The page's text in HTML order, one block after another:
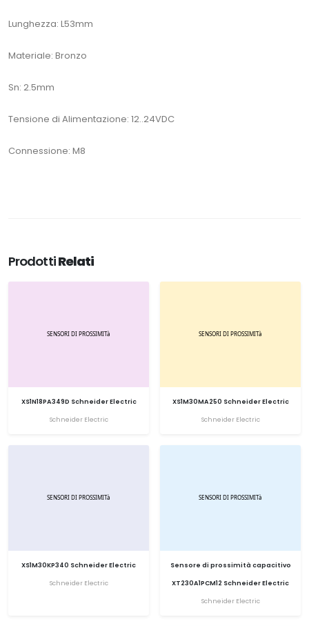
Lunghezza: L53mm
Materiale: Bronzo
Sn: 2.5mm
Tensione di Alimentazione: 12..24VDC
Connessione: M8
ProdottiRelati
XS1N18PA349D Schneider Electric
Schneider Electric
XS1M30MA250 Schneider Electric
Schneider Electric
XS1M30KP340 Schneider Electric
Schneider Electric
Sensore di prossimità capacitivo
XT230A1PCM12 Schneider Electric
Schneider Electric